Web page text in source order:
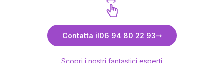
Contatta il06 94 80 22 93
Scopri i nostri fantastici esperti